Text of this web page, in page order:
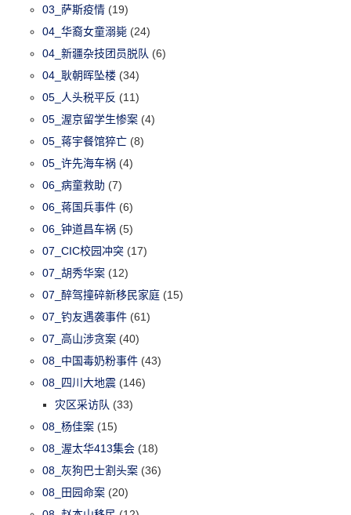
03_萨斯疫情 (19)
04_华裔女童溺毙 (24)
04_新疆杂技团员脱队 (6)
04_耿朝晖坠楼 (34)
05_人头税平反 (11)
05_渥京留学生惨案 (4)
05_蒋宇餐馆猝亡 (8)
05_许先海车祸 (4)
06_病童救助 (7)
06_蒋国兵事件 (6)
06_钟道昌车祸 (5)
07_CIC校园冲突 (17)
07_胡秀华案 (12)
07_醉驾撞碎新移民家庭 (15)
07_钓友遇袭事件 (61)
07_高山涉贪案 (40)
08_中国毒奶粉事件 (43)
08_四川大地震 (146)
灾区采访队 (33)
08_杨佳案 (15)
08_渥太华413集会 (18)
08_灰狗巴士割头案 (36)
08_田园命案 (20)